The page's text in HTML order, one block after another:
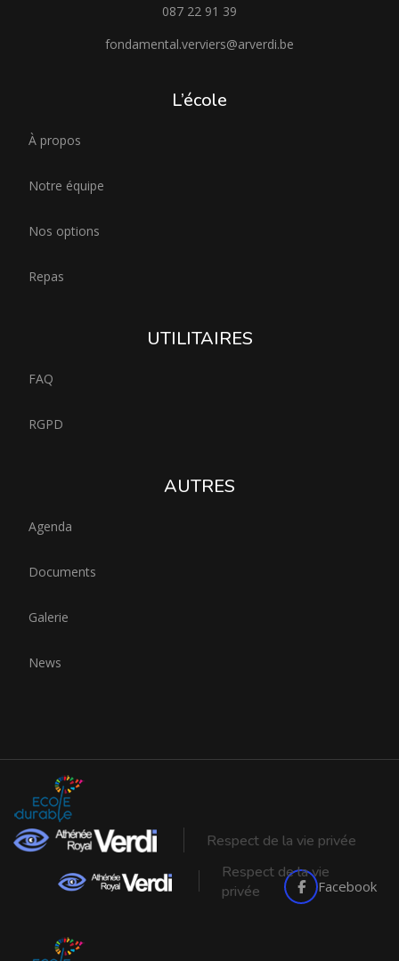
087 22 91 39
fondamental.verviers@arverdi.be
L’école
À propos
Notre équipe
Nos options
Repas
UTILITAIRES
FAQ
RGPD
AUTRES
Agenda
Documents
Galerie
News
Respect de la vie privée
Facebook
Respect de la vie
privée